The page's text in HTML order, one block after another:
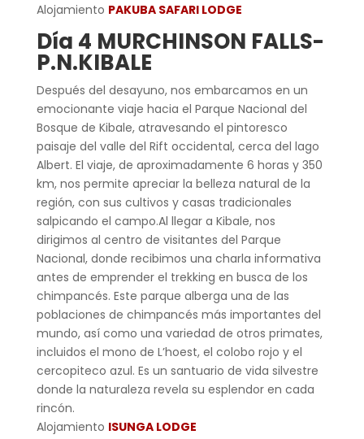
Alojamiento PAKUBA SAFARI LODGE
Día 4 MURCHINSON FALLS-
P.N.KIBALE
Después del desayuno, nos embarcamos en un
emocionante viaje hacia el Parque Nacional del
Bosque de Kibale, atravesando el pintoresco
paisaje del valle del Rift occidental, cerca del lago
Albert. El viaje, de aproximadamente 6 horas y 350
km, nos permite apreciar la belleza natural de la
región, con sus cultivos y casas tradicionales
salpicando el campo.Al llegar a Kibale, nos
dirigimos al centro de visitantes del Parque
Nacional, donde recibimos una charla informativa
antes de emprender el trekking en busca de los
chimpancés. Este parque alberga una de las
poblaciones de chimpancés más importantes del
mundo, así como una variedad de otros primates,
incluidos el mono de L’hoest, el colobo rojo y el
cercopiteco azul. Es un santuario de vida silvestre
donde la naturaleza revela su esplendor en cada
rincón.
Alojamiento ISUNGA LODGE